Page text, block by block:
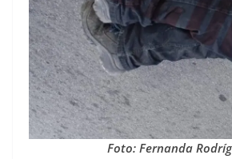
Foto: Fernanda